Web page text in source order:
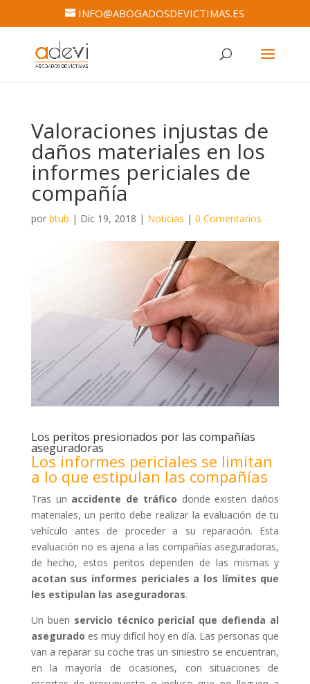
INFO@ABOGADOSDEVICTIMAS.ES
Valoraciones injustas de
daños materiales en los
informes periciales de
compañía
por btub | Dic 19, 2018 | Noticias | 0 Comentarios
Los peritos presionados por las compañías
aseguradoras
Los informes periciales se limitan
a lo que estipulan las compañías
Tras un accidente de tráfico donde existen daños
materiales, un perito debe realizar la evaluación de tu
vehículo antes de proceder a su reparación. Esta
evaluación no es ajena a las compañías aseguradoras,
de hecho, estos peritos dependen de las mismas y
acotan sus informes periciales a los límites que
les estipulan las aseguradoras.
Un buen servicio técnico pericial que defienda al
asegurado es muy difícil hoy en día. Las personas que
van a reparar su coche tras un siniestro se encuentran,
en la mayoría de ocasiones, con situaciones de